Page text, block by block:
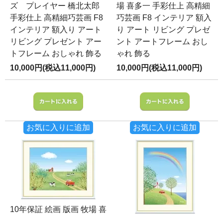
ズ プレイヤー 橋北太郎
手彩仕上 高精細巧芸画 F8
インテリア 額入り アート
リビング プレゼント アー
トフレーム おしゃれ 飾る
10,000円(税込11,000円)
お気に入りに追加
場 喜多一 手彩仕上 高精細
巧芸画 F8 インテリア 額入
り アート リビング プレゼ
ント アートフレーム おし
ゃれ 飾る
10,000円(税込11,000円)
お気に入りに追加
10年保証 絵画 版画 牧場 喜